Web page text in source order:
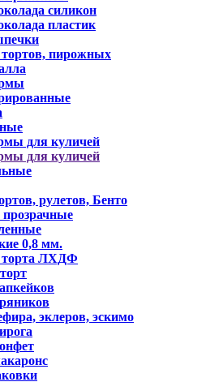
силикон
пластик
пирожных
для куличей
для куличей
рулетов, Бенто
прозрачные
0,8 мм.
торта ЛХДФ
эклеров, эскимо